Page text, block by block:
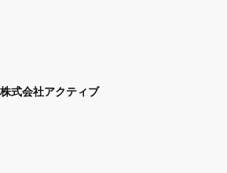
株式会社アクティブ